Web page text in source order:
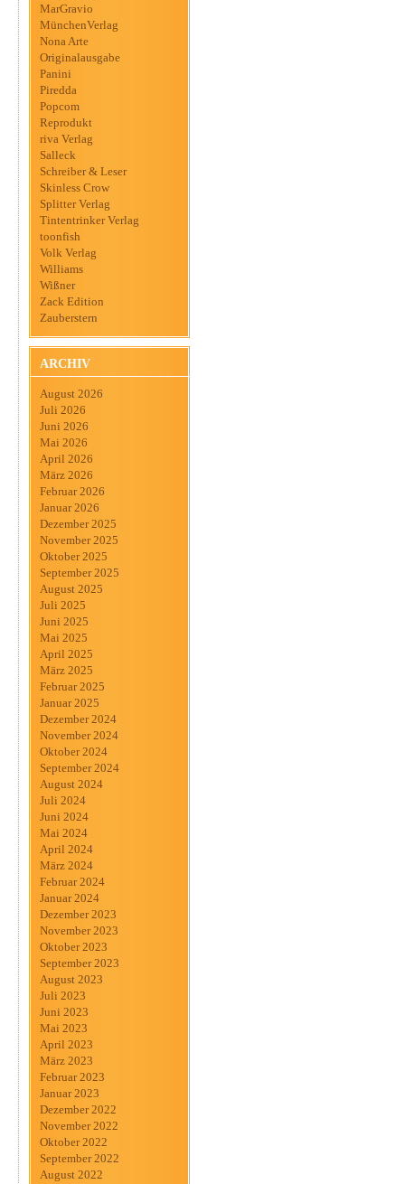
MarGravio
MünchenVerlag
Nona Arte
Originalausgabe
Panini
Piredda
Popcom
Reprodukt
riva Verlag
Salleck
Schreiber & Leser
Skinless Crow
Splitter Verlag
Tintentrinker Verlag
toonfish
Volk Verlag
Williams
Wißner
Zack Edition
Zauberstern
ARCHIV
August 2026
Juli 2026
Juni 2026
Mai 2026
April 2026
März 2026
Februar 2026
Januar 2026
Dezember 2025
November 2025
Oktober 2025
September 2025
August 2025
Juli 2025
Juni 2025
Mai 2025
April 2025
März 2025
Februar 2025
Januar 2025
Dezember 2024
November 2024
Oktober 2024
September 2024
August 2024
Juli 2024
Juni 2024
Mai 2024
April 2024
März 2024
Februar 2024
Januar 2024
Dezember 2023
November 2023
Oktober 2023
September 2023
August 2023
Juli 2023
Juni 2023
Mai 2023
April 2023
März 2023
Februar 2023
Januar 2023
Dezember 2022
November 2022
Oktober 2022
September 2022
August 2022